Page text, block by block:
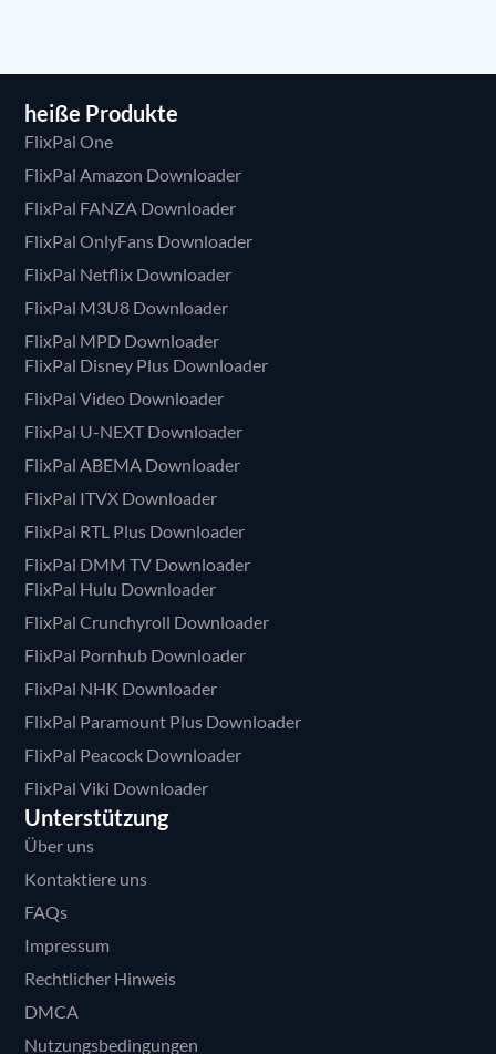
heiße Produkte
FlixPal One
FlixPal Amazon Downloader
FlixPal FANZA Downloader
FlixPal OnlyFans Downloader
FlixPal Netflix Downloader
FlixPal M3U8 Downloader
FlixPal MPD Downloader
FlixPal Disney Plus Downloader
FlixPal Video Downloader
FlixPal U-NEXT Downloader
FlixPal ABEMA Downloader
FlixPal ITVX Downloader
FlixPal RTL Plus Downloader
FlixPal DMM TV Downloader
FlixPal Hulu Downloader
FlixPal Crunchyroll Downloader
FlixPal Pornhub Downloader
FlixPal NHK Downloader
FlixPal Paramount Plus Downloader
FlixPal Peacock Downloader
FlixPal Viki Downloader
Unterstützung
Über uns
Kontaktiere uns
FAQs
Impressum
Rechtlicher Hinweis
DMCA
Nutzungsbedingungen